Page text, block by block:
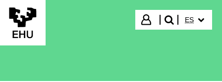
Saltar al contenido principal
Iniciar sesión
buscar"
ES